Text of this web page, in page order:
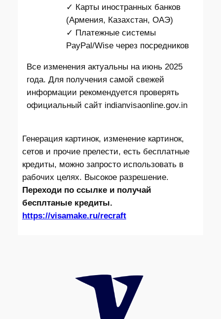
✓ Карты иностранных банков
(Армения, Казахстан, ОАЭ)
✓ Платежные системы
PayPal/Wise через посредников
Все изменения актуальны на июнь 2025
года. Для получения самой свежей
информации рекомендуется проверять
официальный сайт indianvisaonline.gov.in
Генерация картинок, изменение картинок,
сетов и прочие прелести, есть бесплатные
кредиты, можно запросто использовать в
рабочих целях. Высокое разрешение.
Переходи по ссылке и получай
бесплтаные кредиты.
https://visamake.ru/recraft